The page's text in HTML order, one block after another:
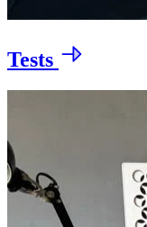
Tests